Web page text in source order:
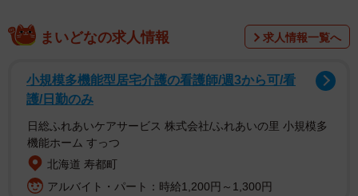
まいどなの求人情報 求人情報一覧へ
小規模多機能型居宅介護の看護師/週3から可/看
護/日勤のみ
日総ふれあいケアサービス 株式会社/ふれあいの里 小規模多
機能ホーム すっつ
北海道 寿都町
アルバイト・パート：時給1,200円～1,300円